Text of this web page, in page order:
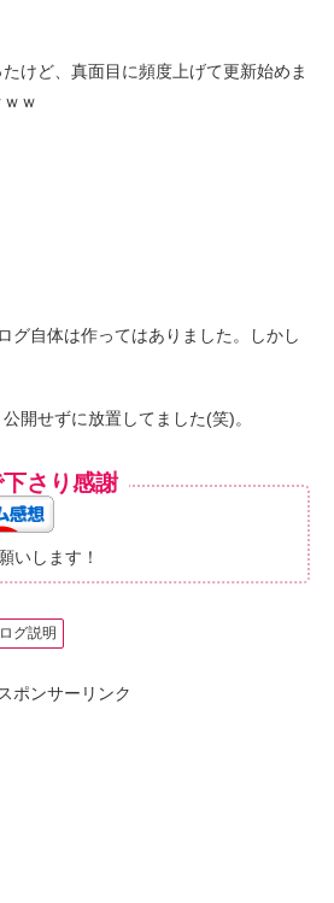
けど、真面目に頻度上げて更新始めま
ｗ
グ自体は作ってはありました。しかし
開せずに放置してました(笑)。
さり感謝
いします！
グ説明
ポンサーリンク